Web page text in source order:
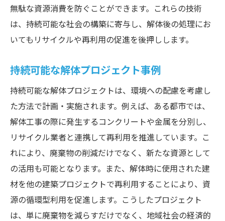
無駄な資源消費を防ぐことができます。これらの技術
は、持続可能な社会の構築に寄与し、解体後の処理にお
いてもリサイクルや再利用の促進を後押しします。
持続可能な解体プロジェクト事例
持続可能な解体プロジェクトは、環境への配慮を考慮し
た方法で計画・実施されます。例えば、ある都市では、
解体工事の際に発生するコンクリートや金属を分別し、
リサイクル業者と連携して再利用を推進しています。こ
れにより、廃棄物の削減だけでなく、新たな資源として
の活用も可能となります。また、解体時に使用された建
材を他の建築プロジェクトで再利用することにより、資
源の循環型利用を促進します。こうしたプロジェクト
は、単に廃棄物を減らすだけでなく、地域社会の経済的